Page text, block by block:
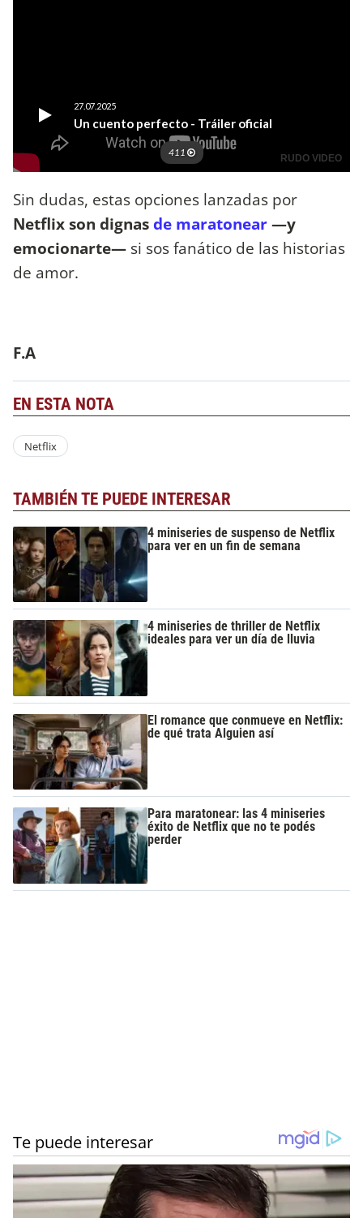
Sin dudas, estas opciones lanzadas por
Netflix son dignasde maratonear—y
emocionarte— si sos fanático de las historias
de amor.
F.A
EN ESTA NOTA
Netflix
TAMBIÉN TE PUEDE INTERESAR
4 miniseries de suspenso de Netflix
para ver en un fin de semana
4 miniseries de thriller de Netflix
ideales para ver un día de lluvia
El romance que conmueve en Netflix:
de qué trata Alguien así
Para maratonear: las 4 miniseries
éxito de Netflix que no te podés
perder